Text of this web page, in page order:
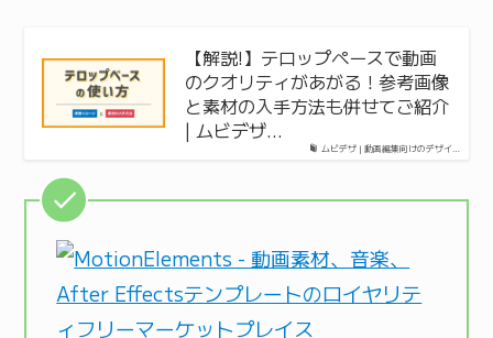
ムビデザ | 動画編集向けのデザイ…
【解説!】テロップペースで動画
のクオリティがあがる！参考画像
と素材の入手方法も併せてご紹介
| ムビデザ…